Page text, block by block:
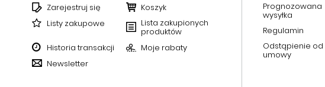
Zarejestruj się
Koszyk
Listy zakupowe
Lista zakupionych
produktów
Historia transakcji
Moje rabaty
Newsletter
Prognozowana
wysyłka
Regulamin
Odstąpienie od
umowy